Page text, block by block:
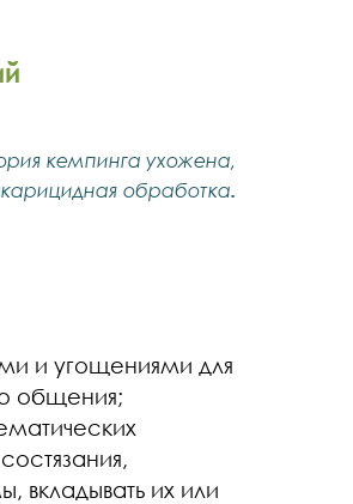
кемпинга ухожена,
обработка.
и угощениями для
общения;
вкладывать их или